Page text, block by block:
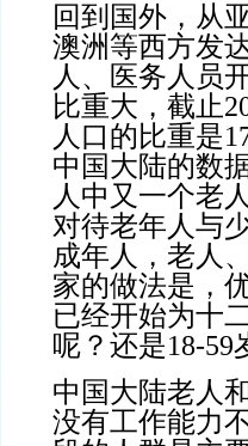
回到国外，从
澳洲等西方发
人、医务人员
比重大，截止
人口的比重是
中国大陆的数
人中又一个老
对待老年人与
成年人，老人
家的做法是，
已经开始为十
呢？还是18-59
中国大陆老人
没有工作能力